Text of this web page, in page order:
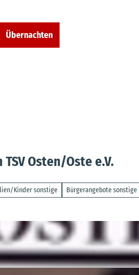
Übernachten
Osten/Oste e.V.
Kinder sonstige Bürgerangebote sonstige